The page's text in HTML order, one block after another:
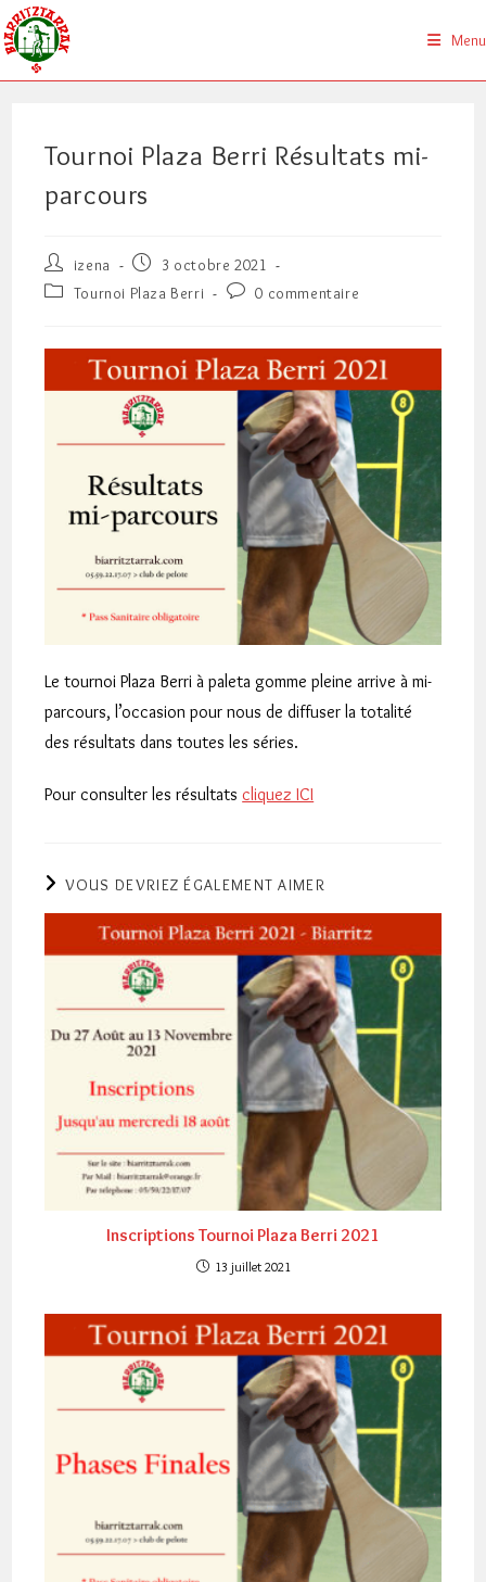
Skip
to
content
Menu
Tournoi Plaza Berri Résultats mi-
parcours
Auteur/autrice
de
la
izena
Publication
publiée :
3 octobre 2021
PostTournoi Plaza Berri
Commentaires
publication :
0 commentaire
Le tournoi Plaza Berri à paleta gomme pleine arrive à mi-
parcours, l’occasion pour nous de diffuser la totalité
des résultats dans toutes les séries.
Pour consulter les résultatscliquez ICI
VOUS DEVRIEZ ÉGALEMENT AIMER
Inscriptions Tournoi Plaza Berri 2021
13 juillet 2021